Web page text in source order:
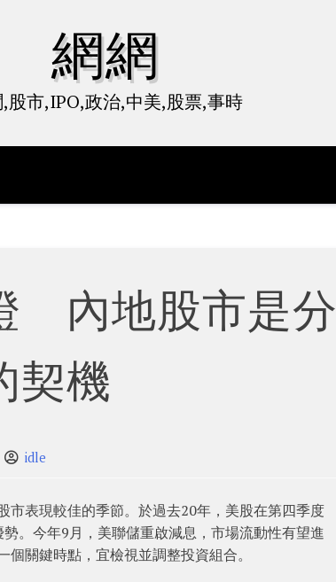
網網
股市,IPO,政治,中美,股票,事時
內地股市是分
契機
idle
表現較佳的季節。於過去20年，美股在第四季度
。今年9月，美聯儲重啟減息，市場流動性有望進
關鍵時點，宜檢視並調整投資組合。